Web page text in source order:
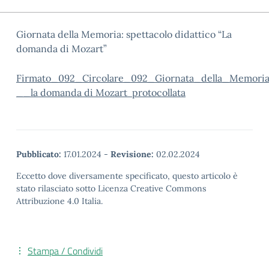
Giornata della Memoria: spettacolo didattico “La
domanda di Mozart”
__la domanda di Mozart protocollata
Pubblicato: 17.01.2024 - Revisione: 02.02.2024
Eccetto dove diversamente specificato, questo articolo è
stato rilasciato sotto Licenza Creative Commons
Attribuzione 4.0 Italia.
Stampa / Condividi